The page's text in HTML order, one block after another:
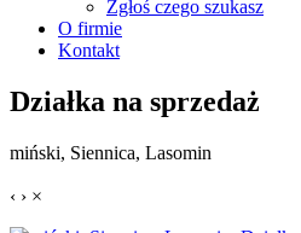
Zgłoś czego szukasz
O firmie
Kontakt
Działka na sprzedaż
miński, Siennica, Lasomin
‹ › ×